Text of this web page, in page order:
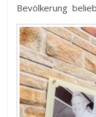
Bevölkerung